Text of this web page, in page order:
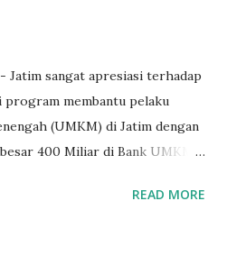
Jatim sangat apresiasi terhadap
program membantu pelaku
(UMKM) di Jatim dengan
400 Miliar di Bank UMKM
Anggota Komisi
READ MORE